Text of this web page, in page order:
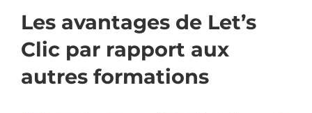
Les avantages de Let’s
Clic par rapport aux
autres formations